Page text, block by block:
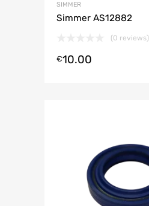
SIMMER
Simmer AS12882
(0 reviews)
€10.00